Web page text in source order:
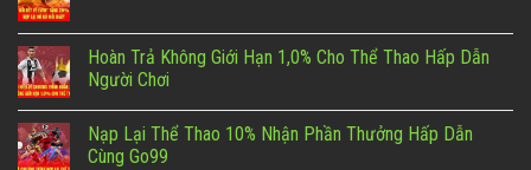
Hoàn Trả Không Giới Hạn 1,0% Cho Thể Thao Hấp Dẫn
Người Chơi
Nạp Lại Thể Thao 10% Nhận Phần Thưởng Hấp Dẫn
Cùng Go99